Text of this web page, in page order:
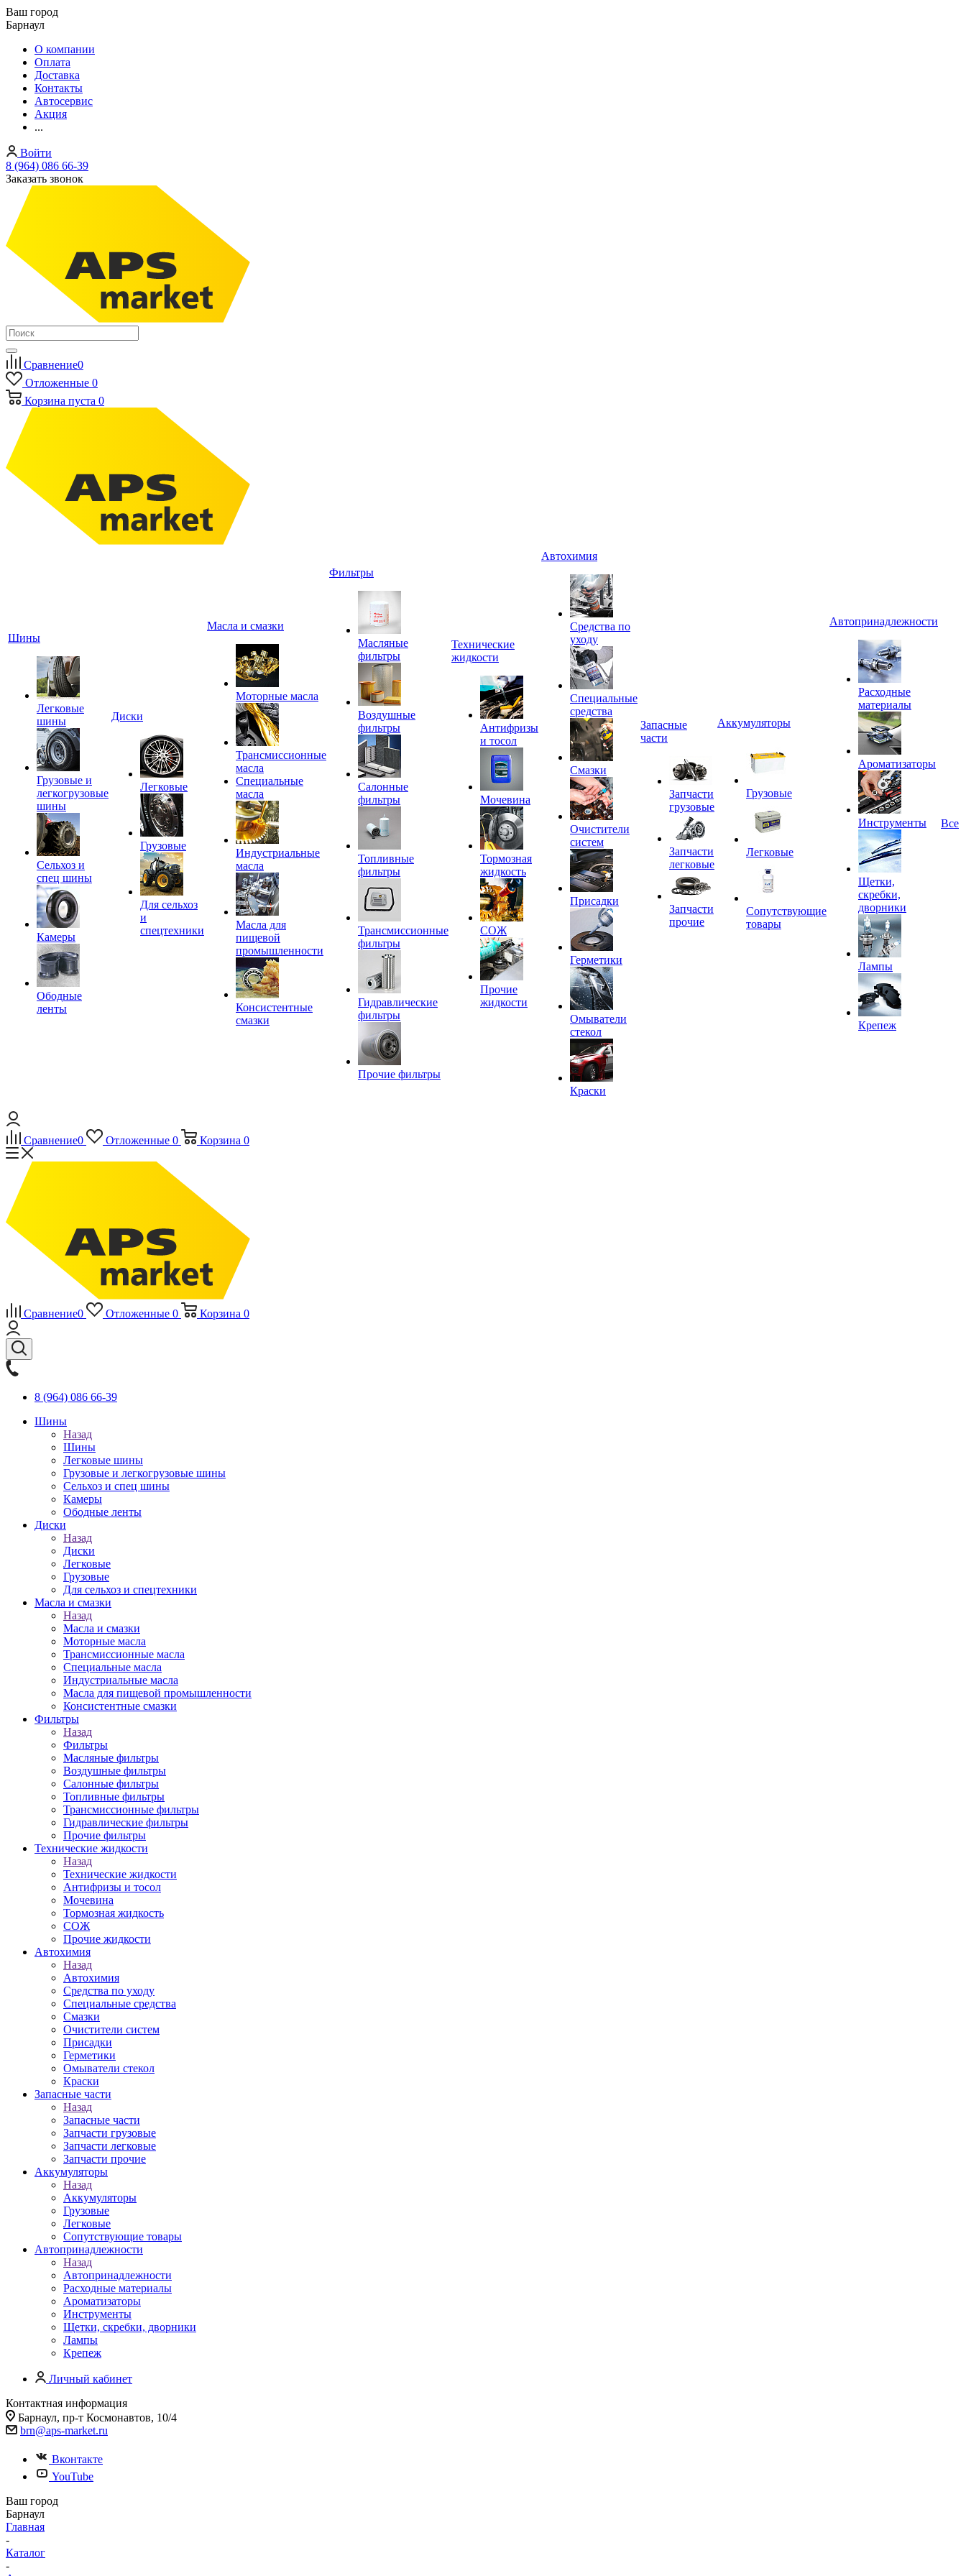
Ваш город
Барнаул
О компании
Оплата
Доставка
Контакты
Автосервис
Акция
...
Войти
8 (964) 086 66-39
Заказать звонок
Сравнение0
Отложенные 0
Корзина пуста 0
Шины
Легковые
шины
Грузовые и
легкогрузовые
шины
Сельхоз и
спец шины
Камеры
Ободные
ленты
Диски
Легковые
Грузовые
Для сельхоз
и
спецтехники
Масла и смазки
Моторные масла
Трансмиссионные
масла
Специальные
масла
Индустриальные
масла
Масла для
пищевой
промышленности
Консистентные
смазки
Фильтры
Масляные
фильтры
Воздушные
фильтры
Салонные
фильтры
Топливные
фильтры
Трансмиссионные
фильтры
Гидравлические
фильтры
Прочие фильтры
Технические
жидкости
Антифризы
и тосол
Мочевина
Тормозная
жидкость
СОЖ
Прочие
жидкости
Автохимия
Средства по
уходу
Специальные
средства
Смазки
Очистители
систем
Присадки
Герметики
Омыватели
стекол
Краски
Запасные
части
Запчасти
грузовые
Запчасти
легковые
Запчасти
прочие
Аккумуляторы
Грузовые
Легковые
Сопутствующие
товары
Автопринадлежности
Расходные
материалы
Ароматизаторы
Инструменты
Щетки,
скребки,
дворники
Лампы
Крепеж
Все
Сравнение0 Отложенные 0 Корзина 0
Сравнение0 Отложенные 0 Корзина 0
8 (964) 086 66-39
Шины
Назад
Шины
Легковые шины
Грузовые и легкогрузовые шины
Сельхоз и спец шины
Камеры
Ободные ленты
Диски
Назад
Диски
Легковые
Грузовые
Для сельхоз и спецтехники
Масла и смазки
Назад
Масла и смазки
Моторные масла
Трансмиссионные масла
Специальные масла
Индустриальные масла
Масла для пищевой промышленности
Консистентные смазки
Фильтры
Назад
Фильтры
Масляные фильтры
Воздушные фильтры
Салонные фильтры
Топливные фильтры
Трансмиссионные фильтры
Гидравлические фильтры
Прочие фильтры
Технические жидкости
Назад
Технические жидкости
Антифризы и тосол
Мочевина
Тормозная жидкость
СОЖ
Прочие жидкости
Автохимия
Назад
Автохимия
Средства по уходу
Специальные средства
Смазки
Очистители систем
Присадки
Герметики
Омыватели стекол
Краски
Запасные части
Назад
Запасные части
Запчасти грузовые
Запчасти легковые
Запчасти прочие
Аккумуляторы
Назад
Аккумуляторы
Грузовые
Легковые
Сопутствующие товары
Автопринадлежности
Назад
Автопринадлежности
Расходные материалы
Ароматизаторы
Инструменты
Щетки, скребки, дворники
Лампы
Крепеж
Личный кабинет
Контактная информация
Барнаул, пр-т Космонавтов, 10/4
brn@aps-market.ru
Вконтакте
YouTube
Ваш город
Барнаул
Главная
-
Каталог
-